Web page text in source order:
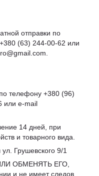
отправки по
(63) 244-00-62 или
телефону +380 (96)
или e-mail
14 дней, при
и товарного вида.
Грушевского 9/1
ОБМЕНЯТЬ ЕГО,
и не имеет следов